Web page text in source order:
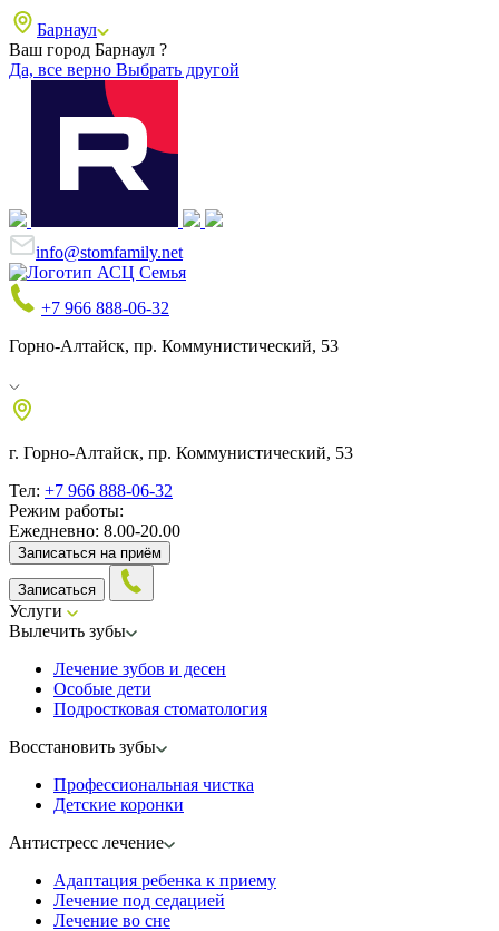
Барнаул
Ваш город Барнаул ?
Да, все верно Выбрать другой
info@stomfamily.net
+7 966 888-06-32
Горно-Алтайск, пр. Коммунистический, 53
г. Горно-Алтайск, пр. Коммунистический, 53
Тел: +7 966 888-06-32
Режим работы:
Ежедневно: 8.00-20.00
Записаться на приём
Записаться
Услуги
Вылечить зубы
Лечение зубов и десен
Особые дети
Подростковая стоматология
Восстановить зубы
Профессиональная чистка
Детские коронки
Антистресс лечение
Адаптация ребенка к приему
Лечение под седацией
Лечение во сне